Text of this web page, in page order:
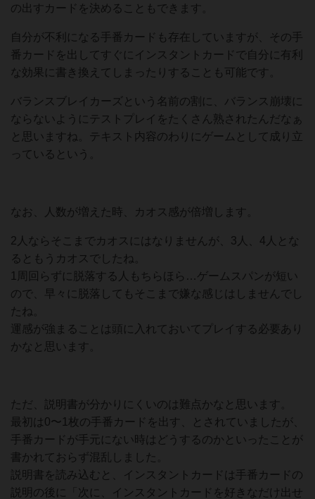
の出すカードを決めることもできます。
自分が不利になる手番カードも存在していますが、その手
番カードを出してすぐにインスタントカードで自分に有利
な効果に書き換えてしまったりすることも可能です。
バランスブレイカーズという名前の割に、バランス崩壊に
ならないようにテストプレイをたくさん熟されたんだなぁ
と思いますね。テキスト内容のわりにゲームとして成り立
っているという。
なお、人数が増えた時、カオス感が倍増します。
2人ならそこまでカオスにはなりませんが、3人、4人とな
るともうカオスでしたね。
1周回らずに脱落する人もちらほら…ゲームスパンが短い
ので、早々に脱落してもそこまで嫌な感じはしませんでし
たね。
運感が強まることは頭に入れておいてプレイする必要あり
かなと思います。
ただ、説明書が分かりにくいのは難点かなと思います。
最初は0〜1枚の手番カードを出す、とされていましたが、
手番カードが手元にない時はどうするのかといったことが
書かれておらず混乱しました。
説明書を読み込むと、インスタントカードは手番カードの
説明の後に「次に、インスタントカードを好きなだけ出せ